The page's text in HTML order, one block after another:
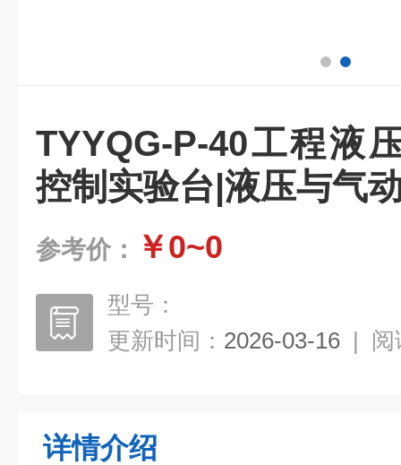
TYYQG-P-40工程液
控制实验台|液压与气
参考价： ￥0~0
型号：
更新时间： 2026-03-16 | 阅
详情介绍